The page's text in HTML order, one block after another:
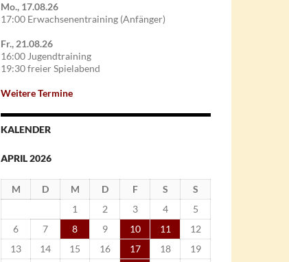
Mo., 17.08.26
17:00 Erwachsenentraining (Anfänger)
Fr., 21.08.26
16:00 Jugendtraining
19:30 freier Spielabend
Weitere Termine
KALENDER
APRIL 2026
M D M D F S
S
1
2 3 4
5
6
7 8 9 10 11
12
13
14 15 16 17 18
19